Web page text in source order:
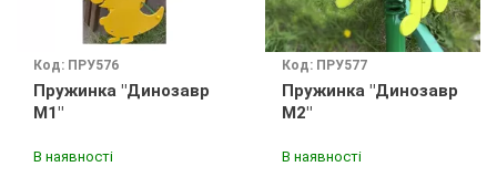
Код: ПРУ576
Пружинка "Динозавр
М1"
В наявності
Код: ПРУ577
Пружинка "Динозавр
М2"
В наявності